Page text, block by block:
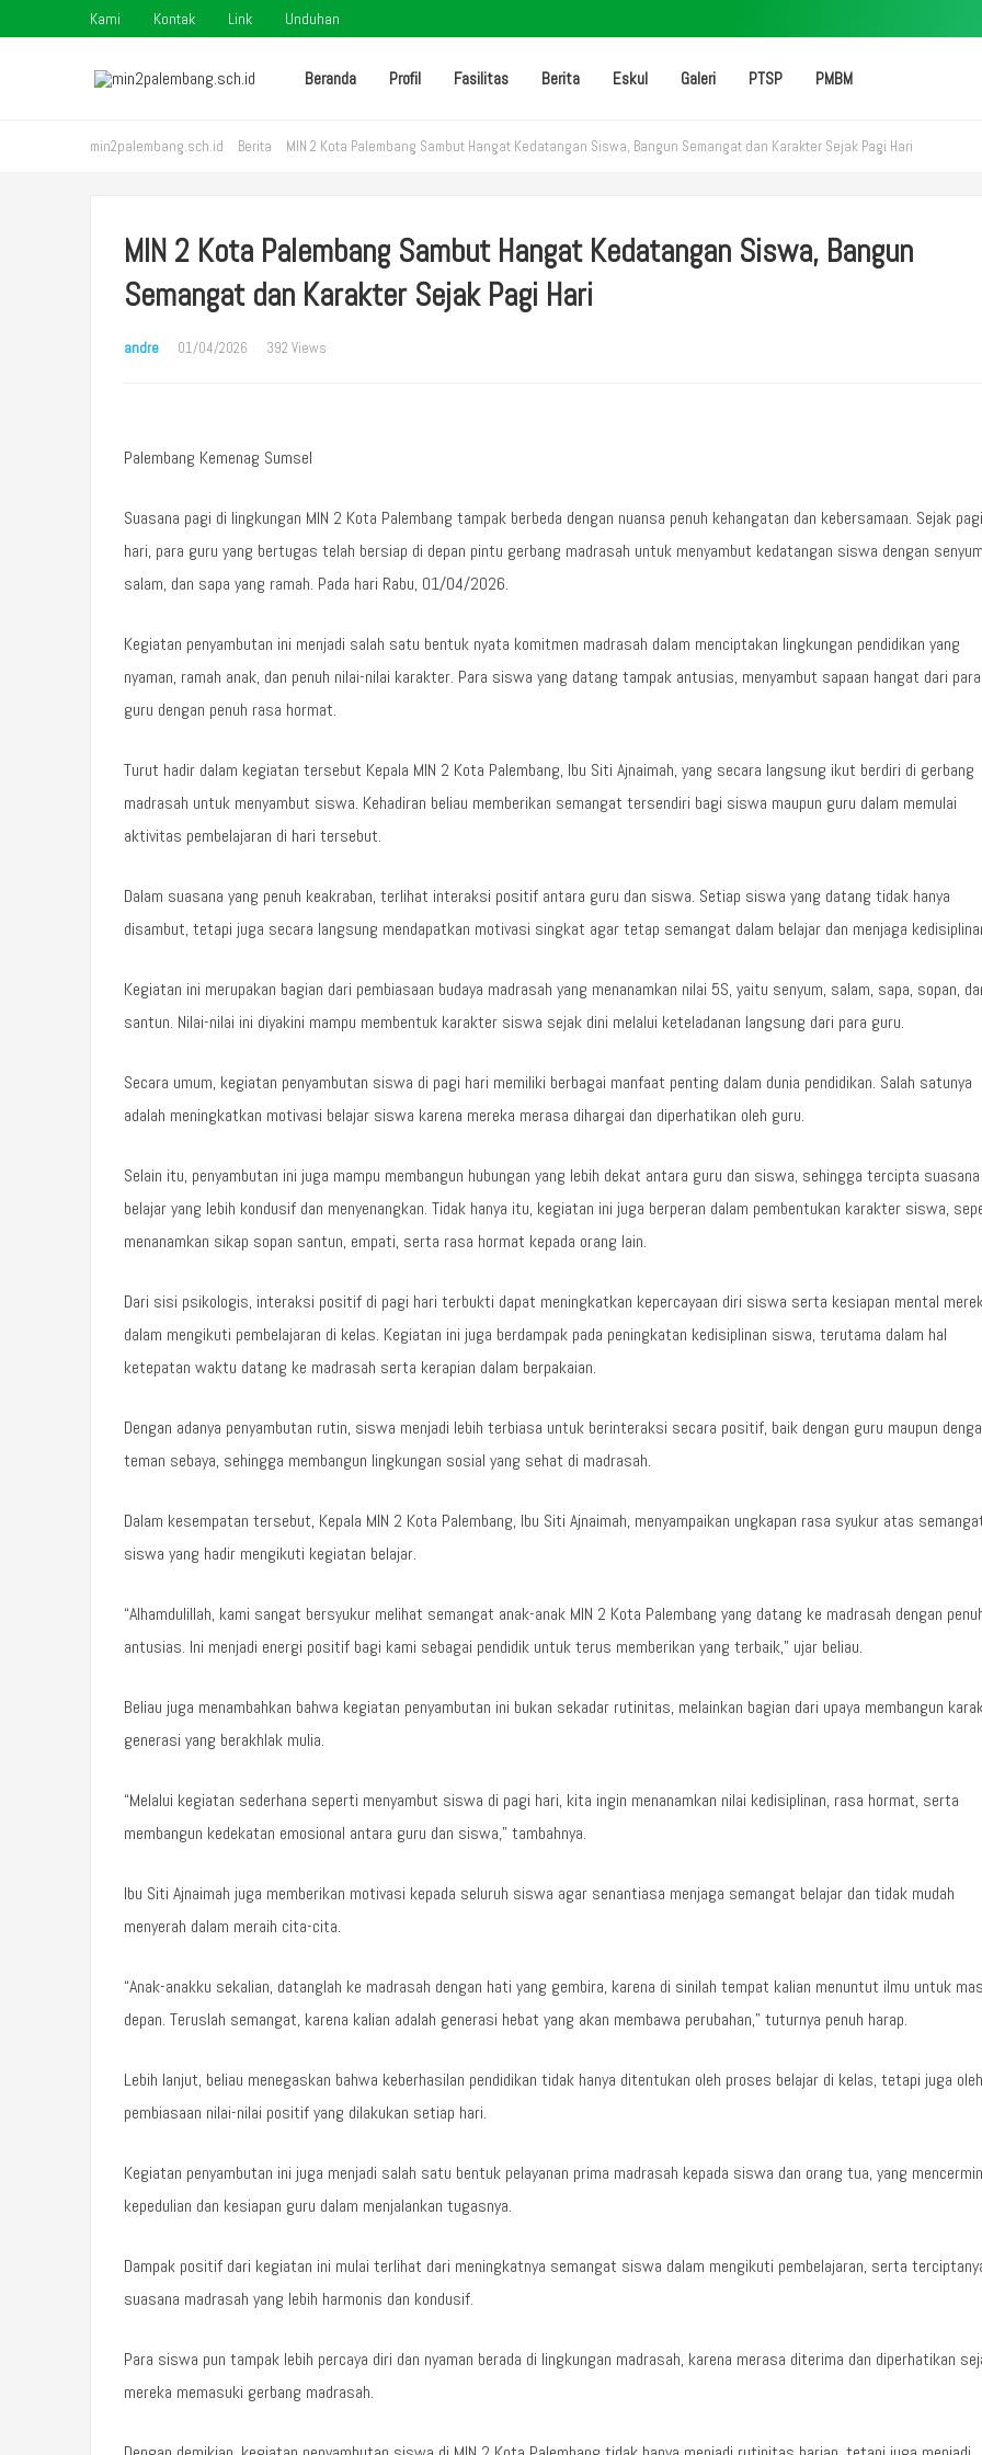
Kami Kontak Link Unduhan
Beranda Profil Fasilitas Berita Eskul Galeri PTSP PMBM
min2palembang.sch.id Berita MIN 2 Kota Palembang Sambut Hangat Kedatangan Siswa, Bangun Semangat dan Karakter Sejak Pagi Hari
MIN 2 Kota Palembang Sambut Hangat Kedatangan Siswa, Bangun
Semangat dan Karakter Sejak Pagi Hari
andre 01/04/2026 392 Views
Palembang Kemenag Sumsel
Suasana pagi di lingkungan MIN 2 Kota Palembang tampak berbeda dengan nuansa penuh kehangatan dan kebersamaan. Sejak pagi
hari, para guru yang bertugas telah bersiap di depan pintu gerbang madrasah untuk menyambut kedatangan siswa dengan
salam, dan sapa yang ramah. Pada hari Rabu, 01/04/2026.
Kegiatan penyambutan ini menjadi salah satu bentuk nyata komitmen madrasah dalam menciptakan lingkungan pendidikan yang
nyaman, ramah anak, dan penuh nilai-nilai karakter. Para siswa yang datang tampak antusias, menyambut sapaan hangat dari para
guru dengan penuh rasa hormat.
Turut hadir dalam kegiatan tersebut Kepala MIN 2 Kota Palembang, Ibu Siti Ajnaimah, yang secara langsung ikut berdiri di gerbang
madrasah untuk menyambut siswa. Kehadiran beliau memberikan semangat tersendiri bagi siswa maupun guru dalam memulai
aktivitas pembelajaran di hari tersebut.
Dalam suasana yang penuh keakraban, terlihat interaksi positif antara guru dan siswa. Setiap siswa yang datang tidak hanya
disambut, tetapi juga secara langsung mendapatkan motivasi singkat agar tetap semangat dalam belajar dan menjaga
Kegiatan ini merupakan bagian dari pembiasaan budaya madrasah yang menanamkan nilai 5S, yaitu senyum, salam, sapa, sopan,
santun. Nilai-nilai ini diyakini mampu membentuk karakter siswa sejak dini melalui keteladanan langsung dari para guru.
Secara umum, kegiatan penyambutan siswa di pagi hari memiliki berbagai manfaat penting dalam dunia pendidikan. Salah satunya
adalah meningkatkan motivasi belajar siswa karena mereka merasa dihargai dan diperhatikan oleh guru.
Selain itu, penyambutan ini juga mampu membangun hubungan yang lebih dekat antara guru dan siswa, sehingga tercipta suasana
belajar yang lebih kondusif dan menyenangkan. Tidak hanya itu, kegiatan ini juga berperan dalam pembentukan karakter siswa,
menanamkan sikap sopan santun, empati, serta rasa hormat kepada orang lain.
Dari sisi psikologis, interaksi positif di pagi hari terbukti dapat meningkatkan kepercayaan diri siswa serta kesiapan mental
dalam mengikuti pembelajaran di kelas. Kegiatan ini juga berdampak pada peningkatan kedisiplinan siswa, terutama dalam hal
ketepatan waktu datang ke madrasah serta kerapian dalam berpakaian.
Dengan adanya penyambutan rutin, siswa menjadi lebih terbiasa untuk berinteraksi secara positif, baik dengan guru maupun
teman sebaya, sehingga membangun lingkungan sosial yang sehat di madrasah.
Dalam kesempatan tersebut, Kepala MIN 2 Kota Palembang, Ibu Siti Ajnaimah, menyampaikan ungkapan rasa syukur atas
siswa yang hadir mengikuti kegiatan belajar.
“Alhamdulillah, kami sangat bersyukur melihat semangat anak-anak MIN 2 Kota Palembang yang datang ke madrasah dengan
antusias. Ini menjadi energi positif bagi kami sebagai pendidik untuk terus memberikan yang terbaik,” ujar beliau.
Beliau juga menambahkan bahwa kegiatan penyambutan ini bukan sekadar rutinitas, melainkan bagian dari upaya membangun
generasi yang berakhlak mulia.
“Melalui kegiatan sederhana seperti menyambut siswa di pagi hari, kita ingin menanamkan nilai kedisiplinan, rasa hormat, serta
membangun kedekatan emosional antara guru dan siswa,” tambahnya.
Ibu Siti Ajnaimah juga memberikan motivasi kepada seluruh siswa agar senantiasa menjaga semangat belajar dan tidak mudah
menyerah dalam meraih cita-cita.
“Anak-anakku sekalian, datanglah ke madrasah dengan hati yang gembira, karena di sinilah tempat kalian menuntut ilmu untuk
depan. Teruslah semangat, karena kalian adalah generasi hebat yang akan membawa perubahan,” tuturnya penuh harap.
Lebih lanjut, beliau menegaskan bahwa keberhasilan pendidikan tidak hanya ditentukan oleh proses belajar di kelas, tetapi juga oleh
pembiasaan nilai-nilai positif yang dilakukan setiap hari.
Kegiatan penyambutan ini juga menjadi salah satu bentuk pelayanan prima madrasah kepada siswa dan orang tua, yang
kepedulian dan kesiapan guru dalam menjalankan tugasnya.
Dampak positif dari kegiatan ini mulai terlihat dari meningkatnya semangat siswa dalam mengikuti pembelajaran, serta
suasana madrasah yang lebih harmonis dan kondusif.
Para siswa pun tampak lebih percaya diri dan nyaman berada di lingkungan madrasah, karena merasa diterima dan diperhatikan
mereka memasuki gerbang madrasah.